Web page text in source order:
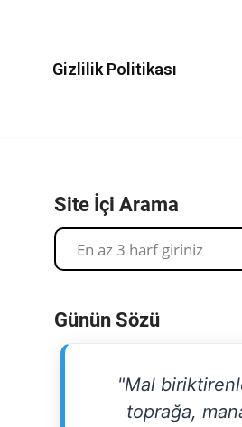
Gizlilik Politikası
Site İçi Arama
Günün Sözü
"Mal
toprağa,